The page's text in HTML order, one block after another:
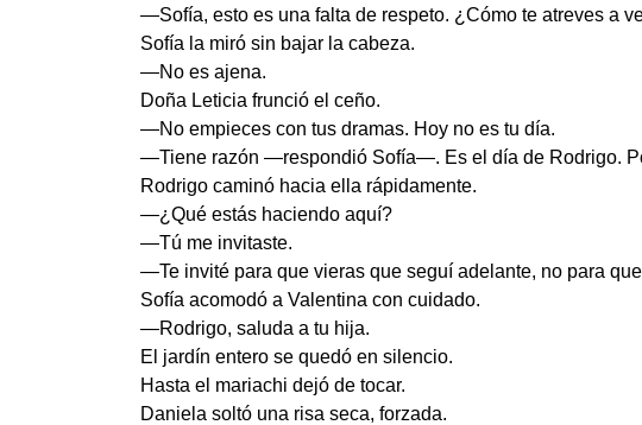
—Sofía, esto es una falta de respeto. ¿Cómo te atreves a
Sofía la miró sin bajar la cabeza.
—No es ajena.
Doña Leticia frunció el ceño.
—No empieces con tus dramas. Hoy no es tu día.
—Tiene razón —respondió Sofía—. Es el día de Rodrigo.
Rodrigo caminó hacia ella rápidamente.
—¿Qué estás haciendo aquí?
—Tú me invitaste.
—Te invité para que vieras que seguí adelante, no para
Sofía acomodó a Valentina con cuidado.
—Rodrigo, saluda a tu hija.
El jardín entero se quedó en silencio.
Hasta el mariachi dejó de tocar.
Daniela soltó una risa seca, forzada.